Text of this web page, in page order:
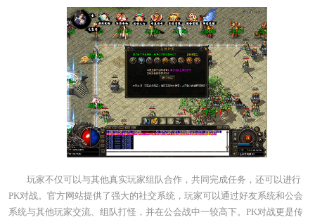
玩家不仅可以与其他真实玩家组队合作，共同完成任务，还可以进行
PK对战。官方网站提供了强大的社交系统，玩家可以通过好友系统和公会
系统与其他玩家交流、组队打怪，并在公会战中一较高下。PK对战更是传